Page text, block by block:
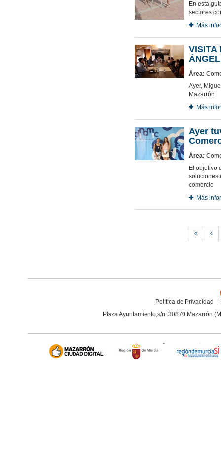
En esta
sectores
Más
VISITA
Área:
Ayer,
Mazarrón
Más
Ayer
Área:
El objetivo
soluciones
comercio
Más
Política de Privacidad
Plaza Ayuntamiento,s/n. 30870 Mazarrón